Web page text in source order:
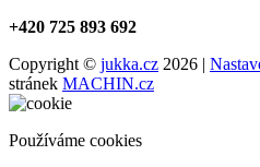
+420 725 893 692
Copyright © jukka.cz 2026 |
stránek MACHIN.cz
Používáme cookies